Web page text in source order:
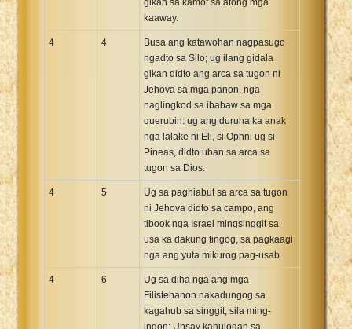
kaaway.
4 4
Busa ang katawohan nagpasugo
ngadto sa Silo; ug ilang gidala
gikan didto ang arca sa tugon ni
Jehova sa mga panon, nga
naglingkod sa ibabaw sa mga
querubin: ug ang duruha ka anak
nga lalake ni Eli, si Ophni ug si
Pineas, didto uban sa arca sa
tugon sa Dios.
4 5
Ug sa paghiabut sa arca sa tugon
ni Jehova didto sa campo, ang
tibook nga Israel mingsinggit sa
usa ka dakung tingog, sa pagkaagi
nga ang yuta mikurog pag-usab.
4 6
Ug sa diha nga ang mga
Filistehanon nakadungog sa
kagahub sa singgit, sila ming-
ingon: Unsay kahulogan sa